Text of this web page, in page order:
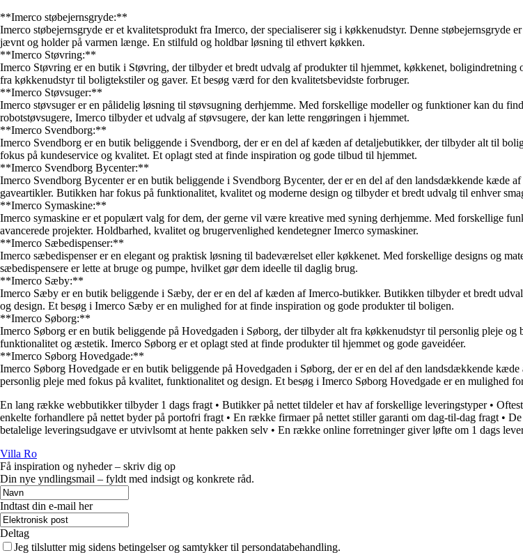
**Imerco støbejernsgryde:**
Imerco støbejernsgryde er et kvalitetsprodukt fra Imerco, der specialiserer sig i køkkenudstyr. Denne støbejernsgryde
jævnt og holder på varmen længe. En stilfuld og holdbar løsning til ethvert køkken.
**Imerco Støvring:**
Imerco Støvring er en butik i Støvring, der tilbyder et bredt udvalg af produkter til hjemmet, køkkenet,
fra køkkenudstyr til boligtekstiler og gaver. Et besøg værd for den kvalitetsbevidste forbruger.
**Imerco Støvsuger:**
Imerco støvsuger er en pålidelig løsning til støvsugning derhjemme. Med forskellige modeller og funktioner kan du
robotstøvsugere, Imerco tilbyder et udvalg af støvsugere, der kan lette rengøringen i hjemmet.
**Imerco Svendborg:**
Imerco Svendborg er en butik beliggende i Svendborg, der er en del af kæden af detaljebutikker, der tilbyder alt til
fokus på kundeservice og kvalitet. Et oplagt sted at finde inspiration og gode tilbud til hjemmet.
**Imerco Svendborg Bycenter:**
Imerco Svendborg Bycenter er en butik beliggende i Svendborg Bycenter, der er en del af den landsdækkende
gaveartikler. Butikken har fokus på funktionalitet, kvalitet og moderne design og tilbyder et bredt udvalg til enhver
**Imerco Symaskine:**
Imerco symaskine er et populært valg for dem, der gerne vil være kreative med syning derhjemme. Med forskellige
avancerede projekter. Holdbarhed, kvalitet og brugervenlighed kendetegner Imerco symaskiner.
**Imerco Sæbedispenser:**
Imerco sæbedispenser er en elegant og praktisk løsning til badeværelset eller køkkenet. Med forskellige designs og
sæbedispensere er lette at bruge og pumpe, hvilket gør dem ideelle til daglig brug.
**Imerco Sæby:**
Imerco Sæby er en butik beliggende i Sæby, der er en del af kæden af Imerco-butikker. Butikken tilbyder et bredt
og design. Et besøg i Imerco Sæby er en mulighed for at finde inspiration og gode produkter til boligen.
**Imerco Søborg:**
Imerco Søborg er en butik beliggende på Hovedgaden i Søborg, der tilbyder alt fra køkkenudstyr til personlig pleje
funktionalitet og æstetik. Imerco Søborg er et oplagt sted at finde produkter til hjemmet og gode gaveidéer.
**Imerco Søborg Hovedgade:**
Imerco Søborg Hovedgade er en butik beliggende på Hovedgaden i Søborg, der er en del af den landsdækkende
personlig pleje med fokus på kvalitet, funktionalitet og design. Et besøg i Imerco Søborg Hovedgade er en mulighed
En lang række webbutikker tilbyder 1 dags fragt • Butikker på nettet tildeler et hav af forskellige leveringstyper•
enkelte forhandlere på nettet byder på portofri fragt • En række firmaer på nettet stiller garanti om dag-til-dag fragt •
betalelige leveringsudgave er utvivlsomt at hente pakken selv • En række online forretninger giver løfte om 1 dags
Villa Ro
Få inspiration og nyheder – skriv dig op
Din nye yndlingsmail – fyldt med indsigt og konkrete råd.
Indtast din e-mail her
Deltag
Jeg tilslutter mig sidens betingelser og samtykker til persondatabehandling.